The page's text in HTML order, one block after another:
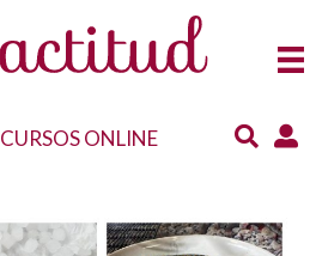
CURSOS ONLINE